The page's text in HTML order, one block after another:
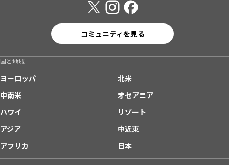
コミュニティを見る
国と地域
ヨーロッパ
北米
中南米
オセアニア
ハワイ
リゾート
アジア
中近東
アフリカ
日本